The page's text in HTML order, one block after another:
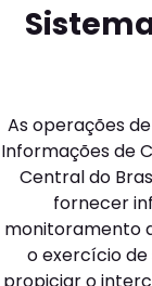
As operações
Informações de
Central do
fornecer
monitoramento
o exercício de